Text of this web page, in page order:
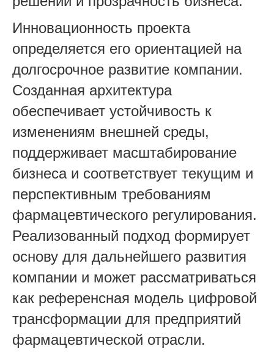
Инновационность проекта
определяется его ориентацией на
долгосрочное развитие компании.
Созданная архитектура
обеспечивает устойчивость к
изменениям внешней среды,
поддерживает масштабирование
бизнеса и соответствует текущим и
перспективным требованиям
фармацевтического регулирования.
Реализованный подход формирует
основу для дальнейшего развития
компании и может рассматриваться
как референсная модель цифровой
трансформации для предприятий
фармацевтической отрасли.